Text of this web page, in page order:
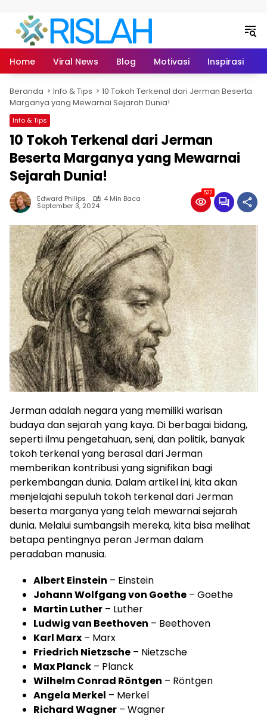
Home Viral News Blog Motivasi Inspirasi
Beranda Info & Tips
10 Tokoh Terkenal dari Jerman Beserta
Marganya yang Mewarnai Sejarah Dunia!
Info & Tips
10 Tokoh Terkenal dari Jerman
Beserta Marganya yang Mewarnai
Sejarah Dunia!
Edward Philips 4 Min Baca
September 3, 2024
522
Jerman adalah negara yang memiliki warisan
budaya dan sejarah yang kaya. Di berbagai bidang,
seperti ilmu pengetahuan, seni, dan politik, banyak
tokoh terkenal yang berasal dari Jerman
memberikan kontribusi yang signifikan bagi
perkembangan dunia. Dalam artikel ini, kita akan
menjelajahi sepuluh tokoh terkenal dari Jerman
beserta marganya yang telah mewarnai sejarah
dunia. Melalui sumbangsih mereka, kita bisa melihat
betapa pentingnya peran Jerman dalam
peradaban manusia.
Albert Einstein – Einstein
Johann Wolfgang von Goethe – Goethe
Martin Luther – Luther
Ludwig van Beethoven – Beethoven
Karl Marx – Marx
Friedrich Nietzsche – Nietzsche
Max Planck – Planck
Wilhelm Conrad Röntgen – Röntgen
Angela Merkel – Merkel
Richard Wagner – Wagner